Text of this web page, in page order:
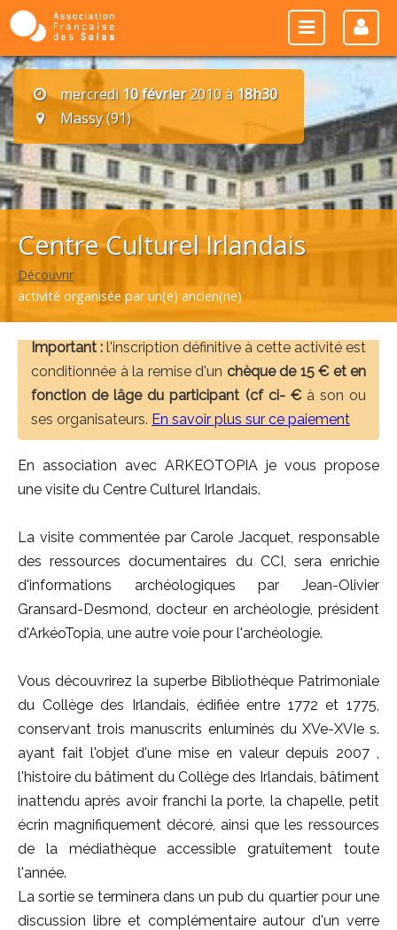
mercredi 10 février2010 à 18h30
Massy (91)
Centre Culturel Irlandais
Découvrir
activité organisée par un(e) ancien(ne)
Important : l'inscription définitive à cette activité est
conditionnée à la remise d'un chèque de 15 € et en
fonction de lâge du participant (cf ci- €à son ou
ses organisateurs. En savoir plus sur ce paiement
En association avec ARKEOTOPIA je vous propose
une visite du Centre Culturel Irlandais.
La visite commentée par Carole Jacquet, responsable
des ressources documentaires du CCI, sera enrichie
d'informations archéologiques par Jean-Olivier
Gransard-Desmond, docteur en archéologie, président
d'ArkéoTopia, une autre voie pour l'archéologie.
Vous découvrirez la superbe Bibliothèque Patrimoniale
du Collège des Irlandais, édifiée entre 1772 et 1775,
conservant trois manuscrits enluminés du XVe-XVIe s.
ayant fait l'objet d'une mise en valeur depuis 2007 ,
l'histoire du bâtiment du Collège des Irlandais, bâtiment
inattendu après avoir franchi la porte, la chapelle, petit
écrin magnifiquement décoré, ainsi que les ressources
de la médiathèque accessible gratuitement toute
l'année.
La sortie se terminera dans un pub du quartier pour une
discussion libre et complémentaire autour d'un verre